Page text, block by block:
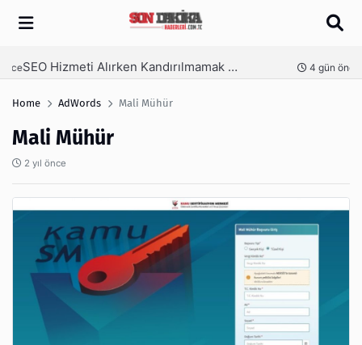
Arama
SEO Hizmeti Alırken Kandırılmamak İçin Bilinmesi Gerekenler 4 gün önce
Home AdWords Mali Mühür
Mali Mühür
2 yıl önce